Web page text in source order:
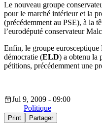
Le nouveau groupe
pour le marché intérieur et la
(précédemment au PSE), à la
l’eurodéputé conservateur
Enfin, le groupe eurosceptique
démocratie (ELD) a obtenu la
pétitions, précédemment une
Jul 9, 2009 - 09:00
Politique
Print Partager